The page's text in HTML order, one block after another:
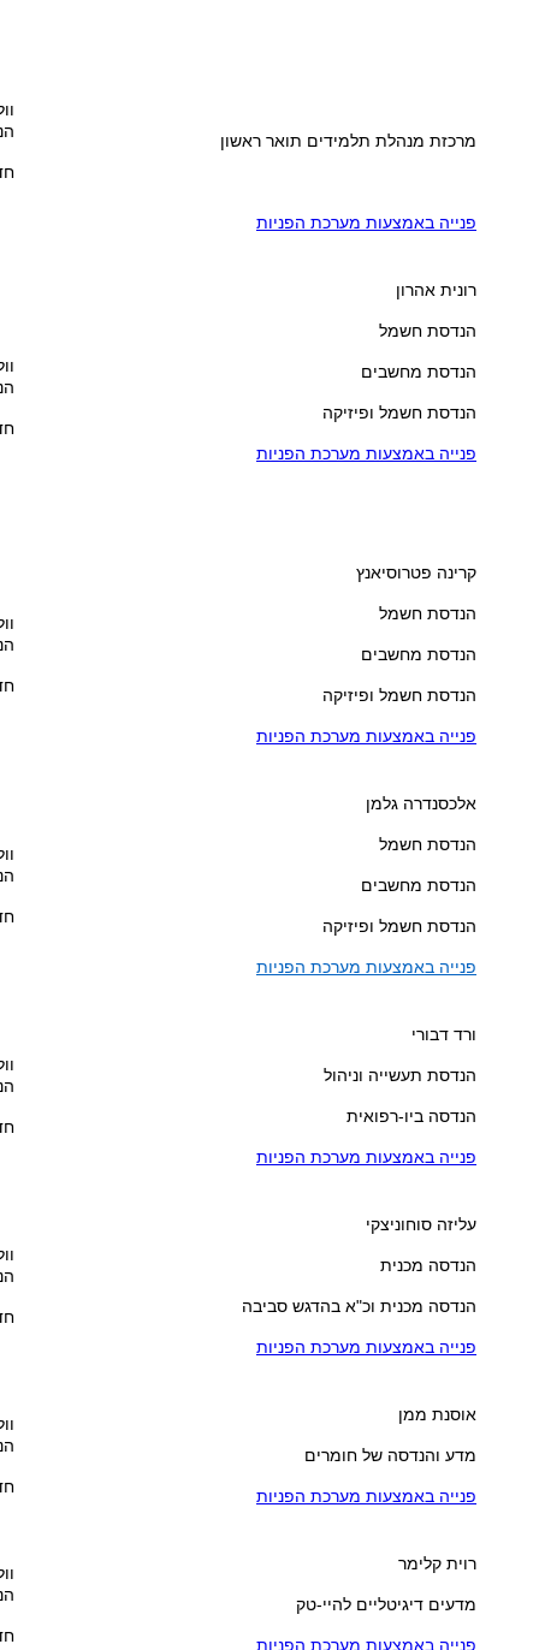
מרכזת מנהלת תלמידים תואר ראשון
פנייה באמצעות מערכת הפניות
רונית אהרון
הנדסת חשמל
הנדסת מחשבים
הנדסת חשמל ופיזיקה
פנייה באמצעות מערכת הפניות
קרינה פטרוסיאנץ
הנדסת חשמל
הנדסת מחשבים
הנדסת חשמל ופיזיקה
פנייה באמצעות מערכת הפניות
אלכסנדרה גלמן
הנדסת חשמל
הנדסת מחשבים
הנדסת חשמל ופיזיקה
פנייה באמצעות מערכת הפניות
ורד דבורי
הנדסת תעשייה וניהול
הנדסה ביו-רפואית
פנייה באמצעות מערכת הפניות
עליזה סוחוניצקי
הנדסה מכנית
הנדסה מכנית וכ"א בהדגש סביבה
פנייה באמצעות מערכת הפניות
אוסנת ממן
מדע והנדסה של חומרים
פנייה באמצעות מערכת הפניות
רוית קלימר
מדעים דיגיטליים להיי-טק
פנייה באמצעות מערכת הפניות